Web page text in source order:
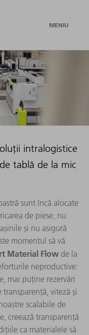
MENIU
intralogistice
tablă de la mic
sunt încă alocate
de piese, nu
și nu asigură
momentul să vă
Material Flow de la
neproductive:
mai puține rezervări
viteză și
scalabile de
creează transparență
ca materialele să